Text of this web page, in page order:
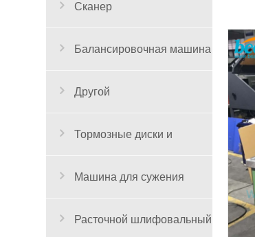
Сканер
Балансировочная машина
Другой
Тормозные диски и
барабанные станки
Машина для сужения
труб.Расточной шлифовальный